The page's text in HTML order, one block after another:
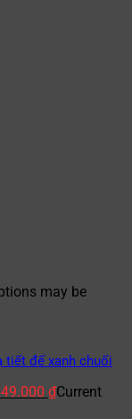
may be
tiết đế xanh chuối
₫Current